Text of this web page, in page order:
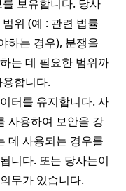
보유합니다. 당사
위 (예 : 관련 법률
하는 경우), 분쟁을
는 데 필요한 범위까
합니다.
터를 유지합니다. 사
사용하여 보안을 강
데 사용되는 경우를
니다. 또는 당사는이
무가 있습니다.